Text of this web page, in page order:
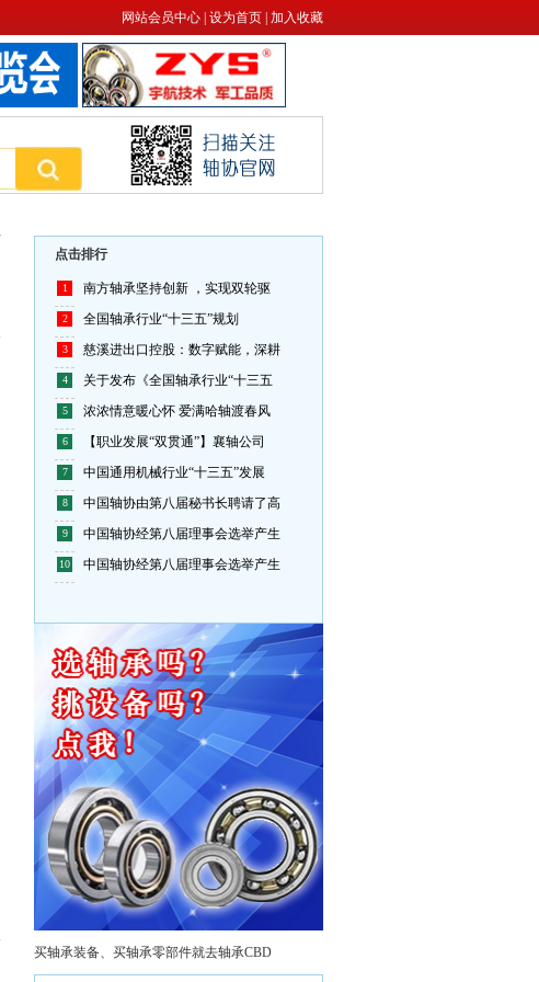
网站会员中心 设为首页 加入收藏
点击排行
1 南方轴承坚持创新 ，实现双轮驱
2 全国轴承行业“十三五”规划
3 慈溪进出口控股：数字赋能，深耕
4 关于发布《全国轴承行业“十三五
5 浓浓情意暖心怀 爱满哈轴渡春风
6 【职业发展“双贯通”】襄轴公司
7 中国通用机械行业“十三五”发展
8 中国轴协由第八届秘书长聘请了高
9 中国轴协经第八届理事会选举产生
10 中国轴协经第八届理事会选举产生
买轴承装备、买轴承零部件就去轴承CBD
进发轴承有限公司
瓦房店轴承集团有限责任公司
泛科轴承集团
无锡市海峰海林精密轴承有限公司
江苏帝达贝轴承有限公司
浙江五洲新春集团股份有限公司
青岛千里新材料有限公司
山东省宇捷轴承制造有限公司
常州光洋轴承股份有限公司
山东金帝精密机械科技股份有限公
杭州乔戈里科技有限公司
山东省宇捷轴承制造有限公司
洛阳轴承集团股份有限公司
美孚
新乡日升数控轴承装备股份有限公
宝塔实业（原西北轴承）股份有限
湖北双林轴承有限公司
江阴兴澄特种钢铁有限公司
上海天安轴承有限公司
斯凯孚（中国）有限公司
江苏省机电产品轴承有限公司
宁波达克轴承有限公司
瓦房店冶金轴承集团有限公司
襄阳汽车轴承股份有限公司
上海轴承研究所有限公司
江苏省社渚轴承有限公司
江苏万达特种轴承有限公司